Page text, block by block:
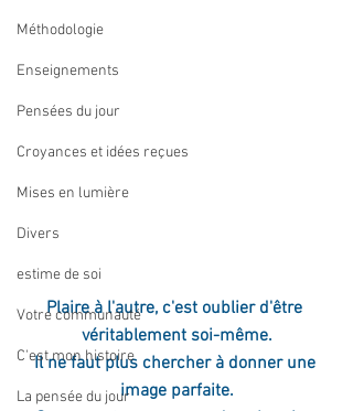
Méthodologie
Enseignements
Pensées du jour
Croyances et idées reçues
Mises en lumière
Divers
estime de soi
Votre communauté
C'est mon histoire
La pensée du jour
Plaire à l'autre, c'est oublier d'être
véritablement soi-même.
Il ne faut plus chercher à donner une
image parfaite.